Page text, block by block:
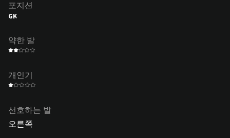
포지션
GK
약한 발
개인기
선호하는 발
오른쪽